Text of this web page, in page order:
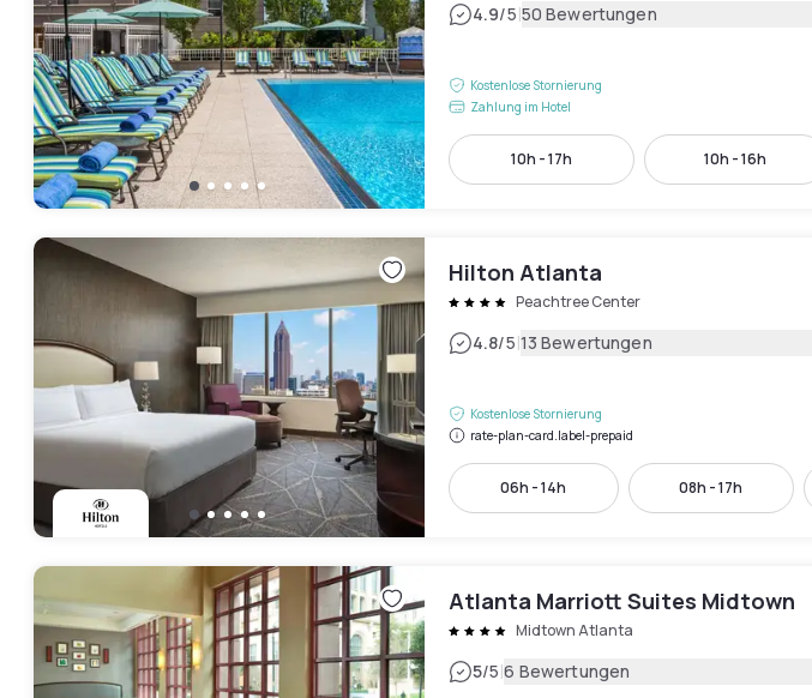
4.9/5|50 Bewertungen
Kostenlose Stornierung
Zahlung im Hotel
10h - 17h 10h - 16h
Hilton Atlanta
Peachtree Center
4.8/5|13 Bewertungen
Kostenlose Stornierung
rate-plan-card.label-prepaid
06h - 14h 08h - 17h
Atlanta Marriott Suites Midtown
Midtown Atlanta
5/5|6 Bewertungen